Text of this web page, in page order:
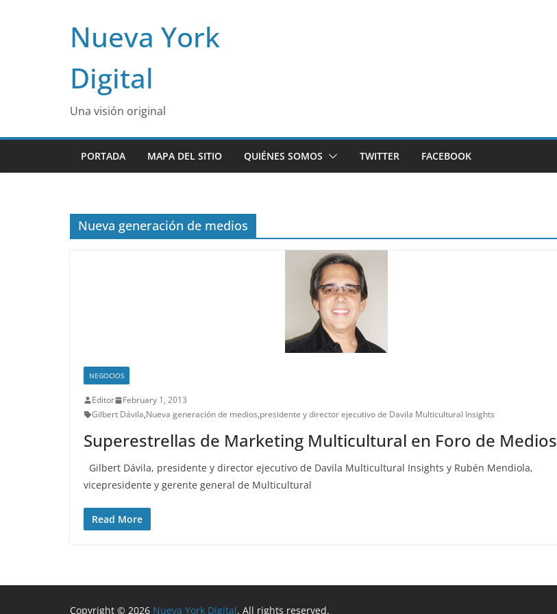
Nueva York
Digital
Una visión original
PORTADA MAPA DEL SITIO QUIÉNES SOMOS TWITTER FACEBOOK
Nueva generación de medios
NEGOCIOS
Editor
February 1, 2013
Gilbert Dávila,Nueva generación de medios,presidente y director ejecutivo de Davila Multicultural Insights
Superestrellas de Marketing Multicultural en Foro de Medios
Gilbert Dávila, presidente y director ejecutivo de Davila Multicultural Insights y Rubén Mendiola,
vicepresidente y gerente general de Multicultural
Read More
Copyright © 2026 Nueva York Digital. All rights reserved.